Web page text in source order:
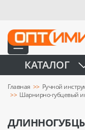
КАТАЛОГ
Главная Ручной
Шарнирно-губцевый